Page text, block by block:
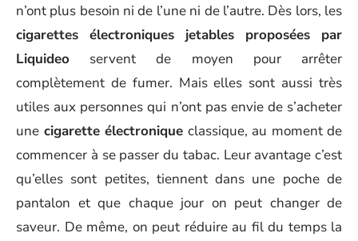
n’ont plus besoin ni de l’une ni de l’autre. Dès lors, les
cigarettes électroniques jetables proposées par
Liquideo servent de moyen pour arrêter
complètement de fumer. Mais elles sont aussi très
utiles aux personnes qui n’ont pas envie de s’acheter
une cigarette électronique classique, au moment de
commencer à se passer du tabac. Leur avantage c’est
qu’elles sont petites, tiennent dans une poche de
pantalon et que chaque jour on peut changer de
saveur. De même, on peut réduire au fil du temps la